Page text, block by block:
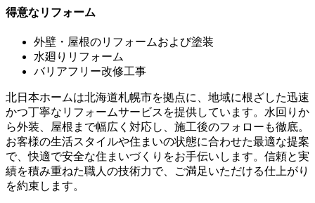
得意なリフォーム
外壁・屋根のリフォームおよび塗装
水廻りリフォーム
バリアフリー改修工事
北日本ホームは北海道札幌市を拠点に、地域に根ざした迅速
かつ丁寧なリフォームサービスを提供しています。水回りか
ら外装、屋根まで幅広く対応し、施工後のフォローも徹底。
お客様の生活スタイルや住まいの状態に合わせた最適な提案
で、快適で安全な住まいづくりをお手伝いします。信頼と実
績を積み重ねた職人の技術力で、ご満足いただける仕上がり
を約束します。